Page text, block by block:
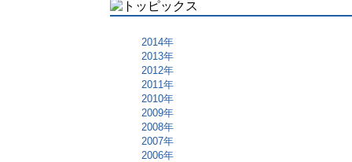
2014年
2013年
2012年
2011年
2010年
2009年
2008年
2007年
2006年